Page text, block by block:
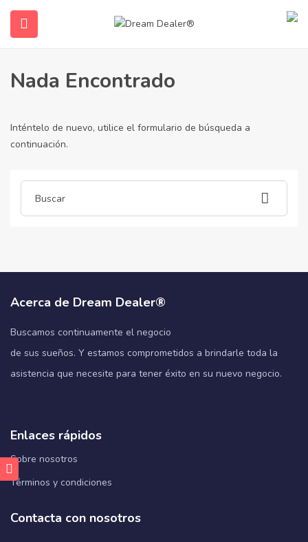
(Español)
Hogar artículos publicados por bullxneo678
Bullxneo678
Nada Encontrado
Inténtelo de nuevo, utilice el formulario de búsqueda a
continuación.
Acerca de Dream Dealer®
Buscamos continuamente el negocio
de sus sueños. Y estamos comprometidos a brindarle toda la
asistencia que necesite para tener éxito en su nuevo negocio.
Enlaces rápidos
Sobre nosotros
Términos y condiciones
Contacta con nosotros